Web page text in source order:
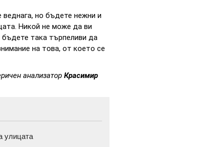
веднага, но бъдете нежни и
Никой не може да ви
така търпеливи да
на това, от което се
анализатор Красимир
улицата